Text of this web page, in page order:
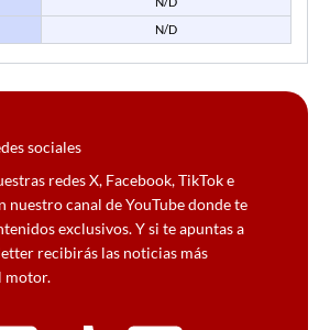
N/D
sociales
redes X, Facebook, TikTok e
nuestro canal de YouTube donde te
exclusivos. Y si te apuntas a
recibirás las noticias más
motor.